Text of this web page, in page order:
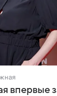
впервые